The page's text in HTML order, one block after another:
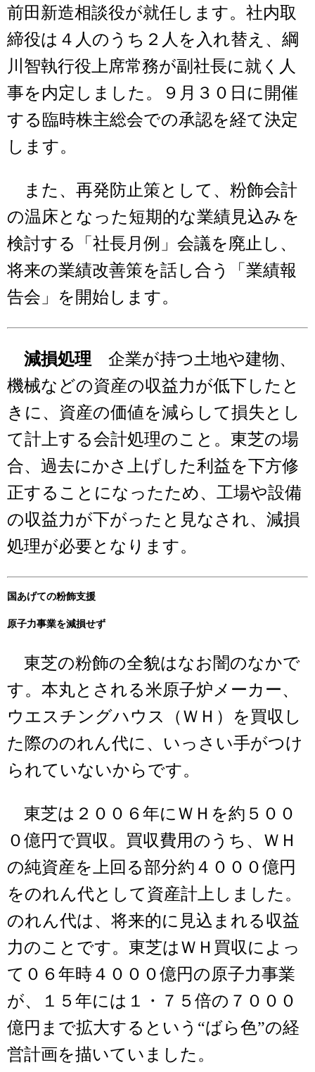
前田新造相談役が就任します。社内取
締役は４人のうち２人を入れ替え、綱
川智執行役上席常務が副社長に就く人
事を内定しました。９月３０日に開催
する臨時株主総会での承認を経て決定
します。
また、再発防止策として、粉飾会計
の温床となった短期的な業績見込みを
検討する「社長月例」会議を廃止し、
将来の業績改善策を話し合う「業績報
告会」を開始します。
減損処理 企業が持つ土地や建物、
機械などの資産の収益力が低下したと
きに、資産の価値を減らして損失とし
て計上する会計処理のこと。東芝の場
合、過去にかさ上げした利益を下方修
正することになったため、工場や設備
の収益力が下がったと見なされ、減損
処理が必要となります。
国あげての粉飾支援
原子力事業を減損せず
東芝の粉飾の全貌はなお闇のなかで
す。本丸とされる米原子炉メーカー、
ウエスチングハウス（ＷＨ）を買収し
た際ののれん代に、いっさい手がつけ
られていないからです。
東芝は２００６年にＷＨを約５００
０億円で買収。買収費用のうち、ＷＨ
の純資産を上回る部分約４０００億円
をのれん代として資産計上しました。
のれん代は、将来的に見込まれる収益
力のことです。東芝はＷＨ買収によっ
て０６年時４０００億円の原子力事業
が、１５年には１・７５倍の７０００
億円まで拡大するという“ばら色”の経
営計画を描いていました。